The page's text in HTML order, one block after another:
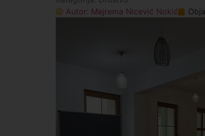
Autor: Mejrema Nicević Nokić